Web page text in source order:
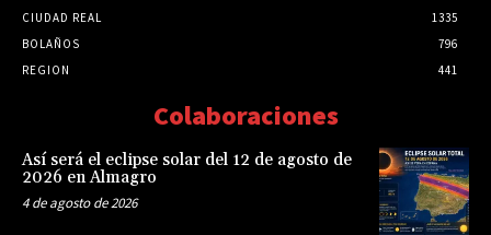
CIUDAD REAL
1335
BOLAÑOS
796
REGION
441
Colaboraciones
Así será el eclipse solar del 12 de agosto de
2026 en Almagro
4 de agosto de 2026